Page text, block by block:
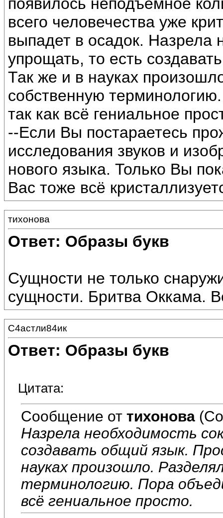
появилось неподъёмное
всего человечества уже
выпадет в осадок. Назрела
упрощать, то есть
Так же и в науках
собственную
так как всё гениальное
--Если Вы постараетесь
исследования звуков и
нового языка. Только Вы
Вас тоже всё
тихонова
Ответ: Образы букв
Сущности не только
сущности. Бритва Оккама.
С4астли84ик
Ответ: Образы букв
Цитата:
Сообщение от тихонова
Назрела необходимость
создавать общий язык.
науках произошло.
терминологию. Пора
всё гениальное просто.